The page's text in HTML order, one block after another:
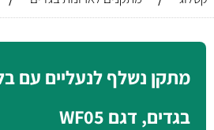
מתקן נשלף לנעליים עם
בגדים, דגם WF05